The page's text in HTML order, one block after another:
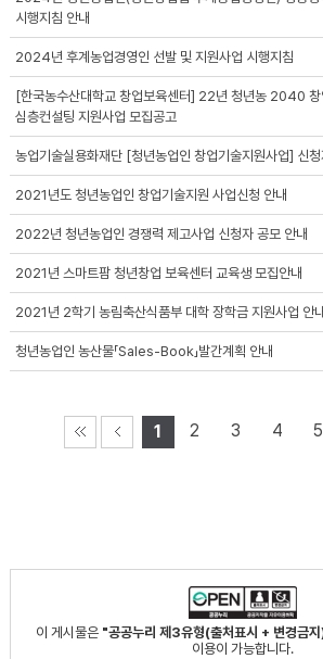
시행지침 안내
2024년 후계농업경영인 선발 및 지원사업 시행지침
[한국농수산대학교 창업보육센터] 22년 청년농 2040 창
심층컨설팅 지원사업 모집공고
농업기술실용화재단 [청년농업인 창업기술지원사업] 신청
2021년도 청년농업인 창업기술지원 사업신청 안내
2022년 청년농업인 경쟁력 제고사업 신청자 공모 안내
2021년 스마트팜 청년창업 보육센터 교육생 모집안내
2021년 2학기 농림축산식품부 대학 장학금 지원사업 안내
청년농업인 농산물「Sales-Book」발간계획 안내
1 2 3 4 5
이 게시물은 "공공누리 제3유형(출처표시 + 변경금
이용이 가능합니다.